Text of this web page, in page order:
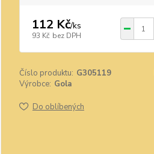
112 Kč/ks
93 Kč bez DPH
Číslo produktu: G305119
Výrobce: Gola
Do oblíbených